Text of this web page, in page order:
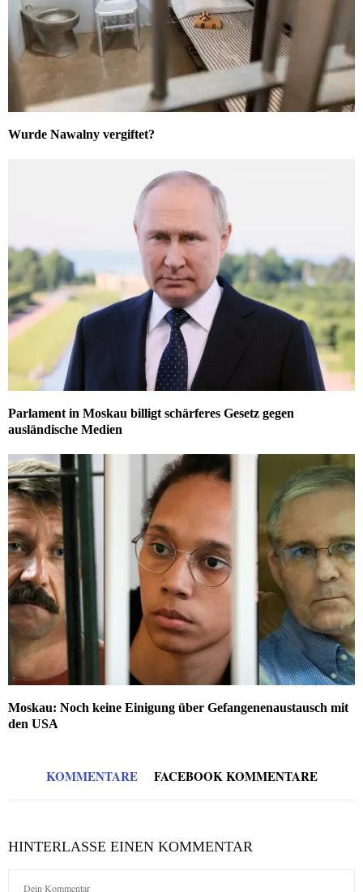
Wurde Nawalny vergiftet?
Parlament in Moskau billigt schärferes Gesetz gegen
ausländische Medien
Moskau: Noch keine Einigung über Gefangenenaustausch mit
den USA
KOMMENTARE FACEBOOK KOMMENTARE
HINTERLASSE EINEN KOMMENTAR